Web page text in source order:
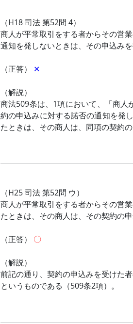
（H18 司法 第52問 4）
商人が平常取引をする者からその営
通知を発しないときは、その申込み
（正答） ✕
（解説）
商法509条は、1項において、「商人
約の申込みに対する諾否の通知を発
たときは、その商人は、同項の契約
（H25 司法 第52問 ウ）
商人が平常取引をする者からその営
たときは、その商人は、その契約の
（正答） 〇
（解説）
前記の通り、契約の申込みを受けた
というものである（509条2項）。